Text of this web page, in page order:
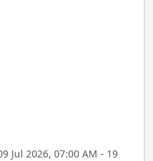
Jul 2026, 07:00 AM - 19